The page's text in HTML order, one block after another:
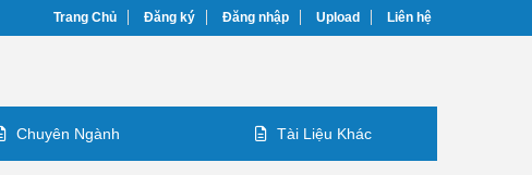
Trang Chủ Đăng ký Đăng nhập Upload Liên hệ
Chuyên Ngành Tài Liệu Khác